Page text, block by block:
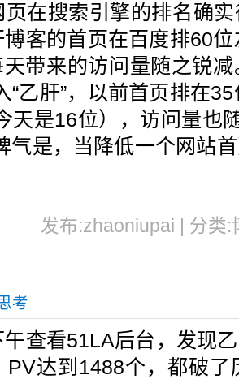
搜索引擎的排名确实
博客的首页在百度排60
带来的访问量随之锐
“乙肝”，以前首页排在
天是16位），访问量
气是，当降低一个网站
发布:zhaoniupai | 分类
考
看51LA后台，发现乙
PV达到1488个，都破